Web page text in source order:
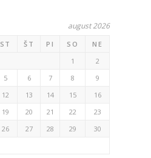
august 2026
ST ŠT PI SO
NE
1
2
5 6 7 8
9
12 13 14 15
16
19 20 21 22
23
26 27 28 29
30